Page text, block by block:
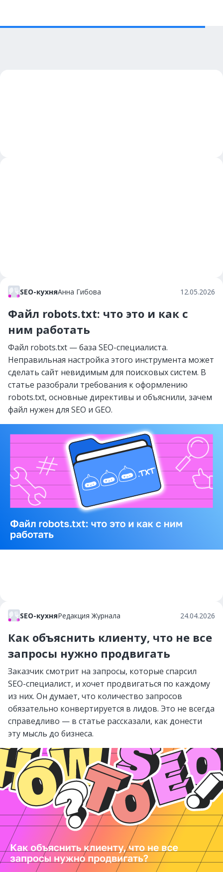
SEO-кухняАнна Гибова 12.05.2026
Файл robots.txt: что это и как с
ним работать
Файл robots.txt — база SEO-специалиста.
Неправильная настройка этого инструмента может
сделать сайт невидимым для поисковых систем. В
статье разобрали требования к оформлению
robots.txt, основные директивы и объяснили, зачем
файл нужен для SEO и GEO.
SEO-кухняРедакция Журнала 24.04.2026
Как объяснить клиенту, что не все
запросы нужно продвигать
Заказчик смотрит на запросы, которые спарсил
SEO-специалист, и хочет продвигаться по каждому
из них. Он думает, что количество запросов
обязательно конвертируется в лидов. Это не всегда
справедливо — в статье рассказали, как донести
эту мысль до бизнеса.